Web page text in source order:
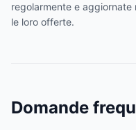
regolarmente e
le loro offerte.
Domande